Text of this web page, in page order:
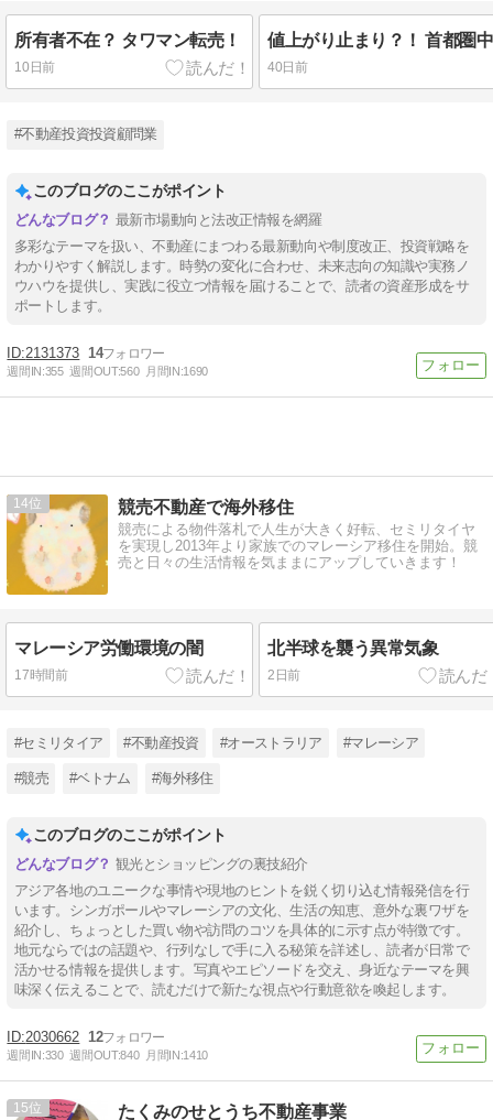
所有者不在？ タワマン転売！
10日前 40日前
#不動産投資投資顧問業
このブログのここがポイント
最新市場動向と法改正情報を網羅
多彩なテーマを扱い、不動産にまつわる最新動向や制度改正、投資戦略を
わかりやすく解説します。時勢の変化に合わせ、未来志向の知識や実務ノ
ウハウを提供し、実践に役立つ情報を届けることで、読者の資産形成をサ
ポートします。
2131373 14
週間IN:355 週間OUT:560 月間IN:1690
14 競売不動産で海外移住
競売による物件落札で人生が大きく好転、セミリタイヤ
を実現し2013年より家族でのマレーシア移住を開始。競
売と日々の生活情報を気ままにアップしていきます！
マレーシア労働環境の闇
17時間前
北半球を襲う異常気象
2日前
#セミリタイア #不動産投資 #オーストラリア #マレーシア
#競売 #ベトナム #海外移住
このブログのここがポイント
観光とショッピングの裏技紹介
アジア各地のユニークな事情や現地のヒントを鋭く切り込む情報発信を行
います。シンガポールやマレーシアの文化、生活の知恵、意外な裏ワザを
紹介し、ちょっとした買い物や訪問のコツを具体的に示す点が特徴です。
地元ならではの話題や、行列なしで手に入る秘策を詳述し、読者が日常で
活かせる情報を提供します。写真やエピソードを交え、身近なテーマを興
味深く伝えることで、読むだけで新たな視点や行動意欲を喚起します。
2030662 12
週間IN:330 週間OUT:840 月間IN:1410
15 たくみのせとうち不動産事業